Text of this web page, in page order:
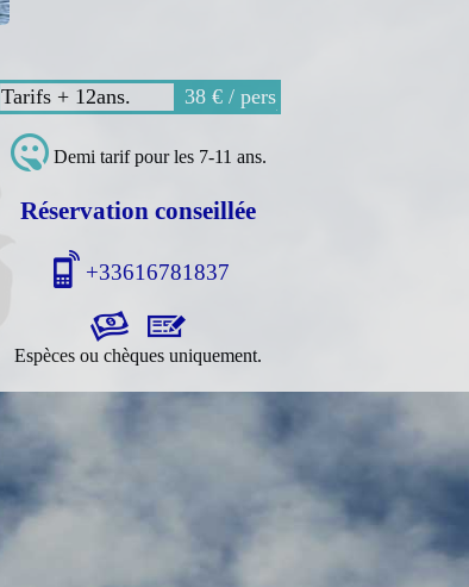
Tarifs + 12ans. 38 € / pers
Demi tarif pour les 7-11 ans.
Réservation conseillée
+33616781837
Espèces ou chèques uniquement.